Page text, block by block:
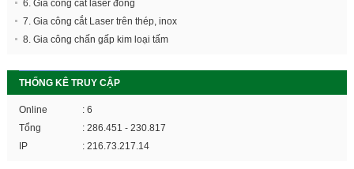
6. Gia công cắt laser đồng
7. Gia công cắt Laser trên thép, inox
8. Gia công chấn gấp kim loại tấm
THỐNG KÊ TRUY CẬP
Online
: 6
Tổng
: 286.451 - 230.817
IP
: 216.73.217.14